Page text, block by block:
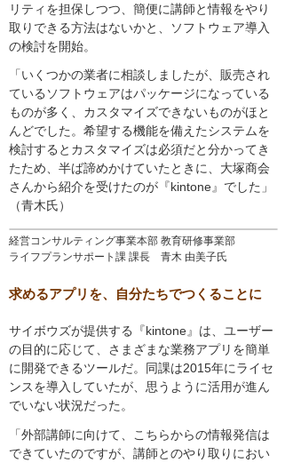
経営コンサルティング事業本部 教育研修事業部
ライフプランサポート課 課長 青木 由美子氏
リティを担保しつつ、簡便に講師と情報をやり
取りできる方法はないかと、ソフトウェア導入
の検討を開始。
「いくつかの業者に相談しましたが、販売され
ているソフトウェアはパッケージになっている
ものが多く、カスタマイズできないものがほと
んどでした。希望する機能を備えたシステムを
検討するとカスタマイズは必須だと分かってき
たため、半ば諦めかけていたときに、大塚商会
さんから紹介を受けたのが『kintone』でした」
（青木氏）
求めるアプリを、自分たちでつくることに
サイボウズが提供する『kintone』は、ユーザー
の目的に応じて、さまざまな業務アプリを簡単
に開発できるツールだ。同課は2015年にライセ
ンスを導入していたが、思うように活用が進ん
でいない状況だった。
「外部講師に向けて、こちらからの情報発信は
できていたのですが、講師とのやり取りにおい